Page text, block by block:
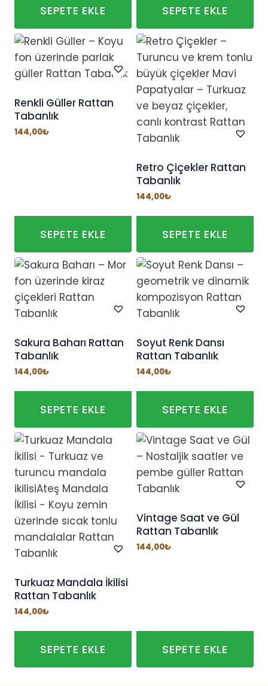
SEPETE EKLE SEPETE EKLE
Renkli Güller Rattan
Tabanlık
144,00₺
SEPETE EKLE
Retro Çiçekler Rattan
Tabanlık
144,00₺
SEPETE EKLE
Sakura Baharı Rattan
Tabanlık
144,00₺
SEPETE EKLE
Soyut Renk Dansı
Rattan Tabanlık
144,00₺
SEPETE EKLE
Turkuaz Mandala İkilisi
Rattan Tabanlık
144,00₺
SEPETE EKLE
Vintage Saat ve Gül
Rattan Tabanlık
144,00₺
SEPETE EKLE